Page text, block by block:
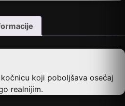
koji poboljšava osećaj
realnijim.